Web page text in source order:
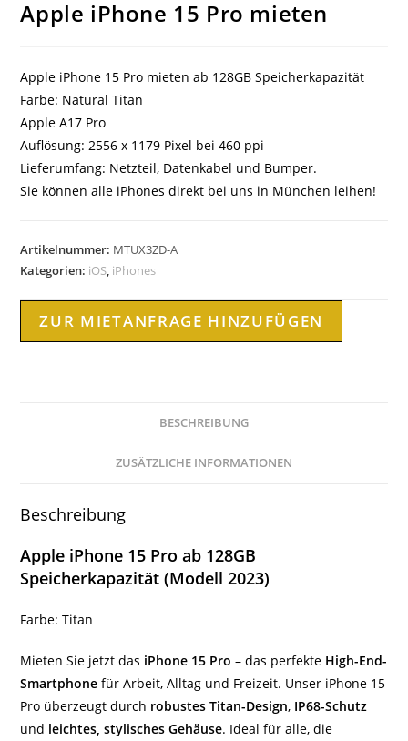
Apple iPhone 15 Pro mieten
Apple iPhone 15 Pro mieten ab 128GB Speicherkapazität
Farbe: Natural Titan
Apple A17 Pro
Auflösung: 2556 x 1179 Pixel bei 460 ppi
Lieferumfang: Netzteil, Datenkabel und Bumper.
Sie können alle iPhones direkt bei uns in München leihen!
Artikelnummer: MTUX3ZD-A
Kategorien: iOS, iPhones
ZUR MIETANFRAGE HINZUFÜGEN
BESCHREIBUNG
ZUSÄTZLICHE INFORMATIONEN
Beschreibung
Apple iPhone 15 Pro ab 128GB
Speicherkapazität (Modell 2023)
Farbe: Titan
Mieten Sie jetzt das iPhone 15 Pro – das perfekte High-End-
Smartphone für Arbeit, Alltag und Freizeit. Unser iPhone 15
Pro überzeugt durch robustes Titan-Design, IP68-Schutz
und leichtes, stylisches Gehäuse. Ideal für alle, die